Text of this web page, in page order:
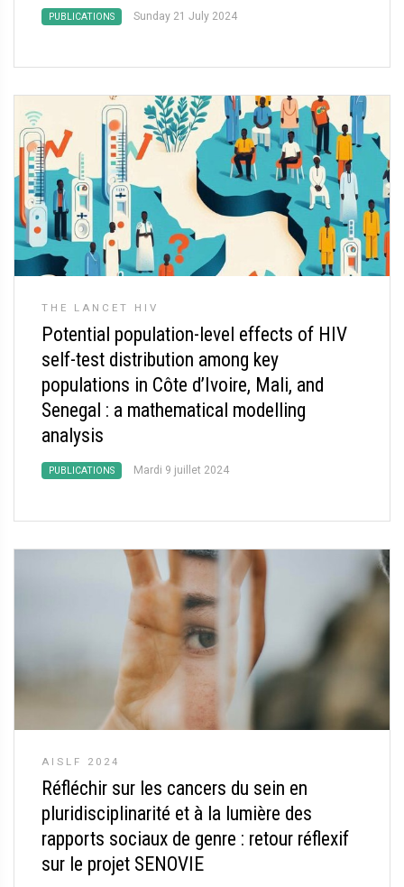
PUBLICATIONS Sunday 21 July 2024
THE LANCET HIV
Potential population-level effects of HIV
self-test distribution among key
populations in Côte d’Ivoire, Mali, and
Senegal : a mathematical modelling
analysis
PUBLICATIONS Mardi 9 juillet 2024
AISLF 2024
Réfléchir sur les cancers du sein en
pluridisciplinarité et à la lumière des
rapports sociaux de genre : retour réflexif
sur le projet SENOVIE